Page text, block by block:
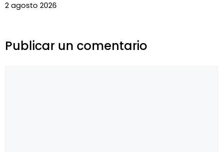
2 agosto 2026
Publicar un comentario